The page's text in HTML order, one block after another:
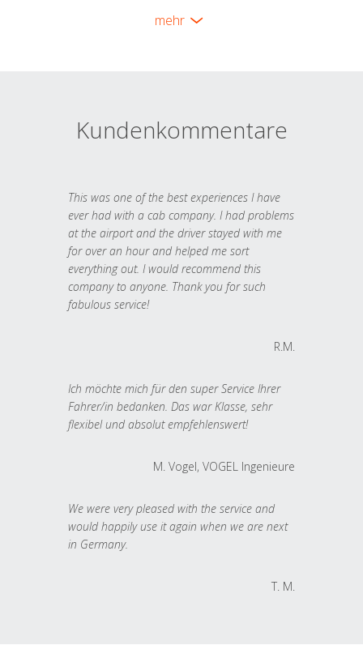
mehr
Kundenkommentare
This was one of the best experiences I have
ever had with a cab company. I had problems
at the airport and the driver stayed with me
for over an hour and helped me sort
everything out. I would recommend this
company to anyone. Thank you for such
fabulous service!
R.M.
Ich möchte mich für den super Service Ihrer
Fahrer/in bedanken. Das war Klasse, sehr
flexibel und absolut empfehlenswert!
M. Vogel, VOGEL Ingenieure
We were very pleased with the service and
would happily use it again when we are next
in Germany.
T. M.